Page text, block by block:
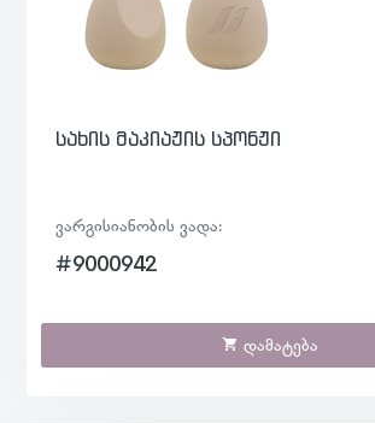
სახის მაკიაჟის სპონჟი
ვარგისიანობის ვადა:
#9000942
დამატება